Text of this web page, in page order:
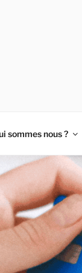
sommes nous ?